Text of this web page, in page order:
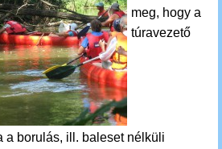
meg, hogy a
túravezető
a borulás, ill. baleset nélküli